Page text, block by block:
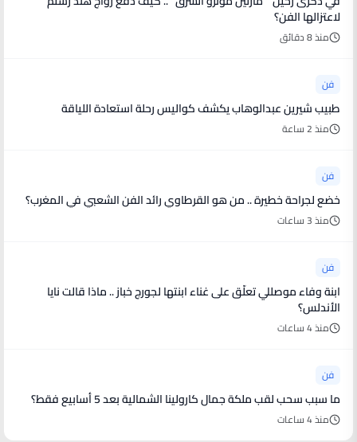
لاعتزالها الفن؟
منذ 8 دقائق
فن
طبيب شيرين عبدالوهاب يكشف كواليس رحلة استعادة اللياقة
منذ 2 ساعة
فن
خضع لجراحة خطيرة .. من هو القرطاوي رائد الفن الشعبي في المغرب؟
منذ 3 ساعات
فن
ابنة وفاء موصللي تعلّق على غناء ابنتها لجورج خباز .. ماذا قالت نايا
الأندلس؟
منذ 4 ساعات
فن
ما سبب سحب لقب ملكة جمال كارولينا الشمالية بعد 5 أسابيع فقط؟
منذ 4 ساعات